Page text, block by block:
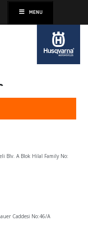
MENU
Blv. A Blok Hilal Family No:
Caddesi No:46/A